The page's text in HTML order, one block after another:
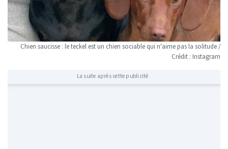
Chien saucisse : le teckel est un chien sociable qui n'aime pas la solitude /
Crédit : Instagram
La suite après cette publicité